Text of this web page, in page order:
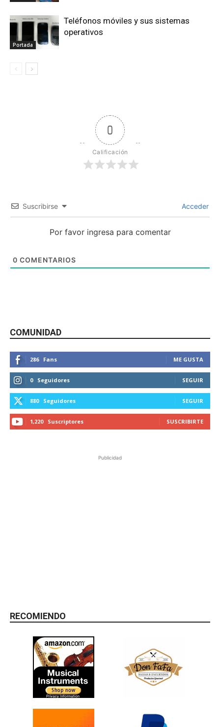
Portada
Teléfonos móviles y sus sistemas
operativos
0
Calificación
Suscribirse Acceder
Por favor ingresa para comentar
0 COMENTARIOS
COMUNIDAD
286 Fans ME GUSTA
0 Seguidores SEGUIR
880 Seguidores SEGUIR
1,220 Suscriptores SUSCRIBIRTE
Publicidad
RECOMIENDO